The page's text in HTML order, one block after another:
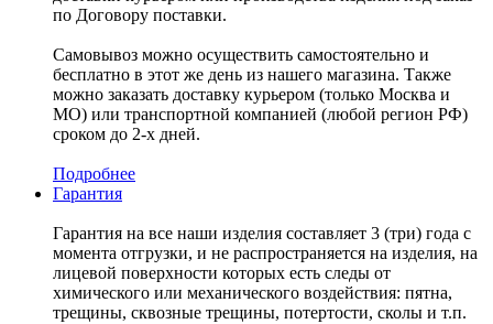
по Договору поставки.
Самовывоз можно осуществить самостоятельно и
бесплатно в этот же день из нашего магазина. Также
можно заказать доставку курьером (только Москва и
МО) или транспортной компанией (любой регион РФ)
сроком до 2-х дней.
Подробнее
Гарантия
Гарантия на все наши изделия составляет 3 (три) года с
момента отгрузки, и не распространяется на изделия, на
лицевой поверхности которых есть следы от
химического или механического воздействия: пятна,
трещины, сквозные трещины, потертости, сколы и т.п.